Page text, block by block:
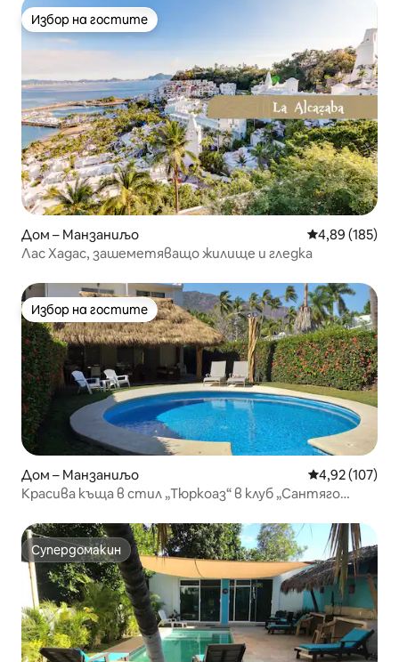
Избор на гостите
Избор на гостите
Дом – Манзаниљо Средна
4,89 (185)
Лас Хадас, зашеметяващо жилище и гледка
Избор на гостите
Избор на гостите
Дом – Манзаниљо Средна
4,92 (107)
Красива къща в стил „Тюркоаз“ в клуб „Сантяго
Супердомакин
Супердомакин